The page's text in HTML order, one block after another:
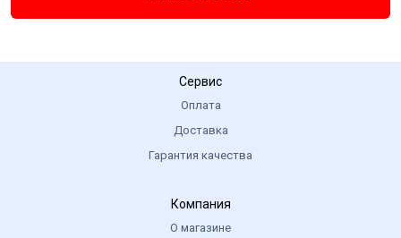
Сервис
Оплата
Доставка
Гарантия качества
Компания
О магазине